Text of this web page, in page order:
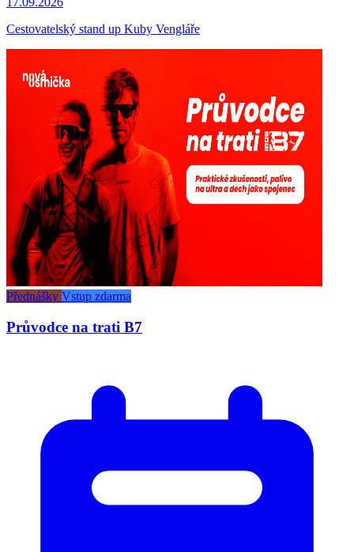
Cestovatelský stand up Kuby Vengláře
Přednášky Vstup zdarma
Průvodce na trati B7